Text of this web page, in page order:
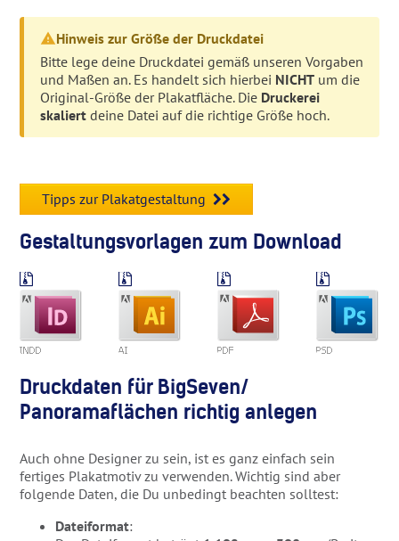
Hinweis zur Größe der Druckdatei
Bitte lege deine Druckdatei gemäß unseren Vorgaben
und Maßen an. Es handelt sich hierbei NICHTum die
Original-Größe der Plakatfläche. Die Druckerei
skaliertdeine Datei auf die richtige Größe hoch.
Tipps zur Plakatgestaltung
Gestaltungsvorlagen zum Download
Druckdaten für BigSeven/
Panoramaflächen richtig anlegen
Auch ohne Designer zu sein, ist es ganz einfach sein
fertiges Plakatmotiv zu verwenden. Wichtig sind aber
folgende Daten, die Du unbedingt beachten solltest:
Dateiformat: